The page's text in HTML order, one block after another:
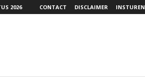
2026 CONTACT DISCLAIMER INSTUREN